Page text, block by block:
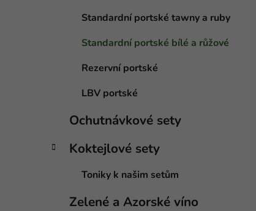
Standardní portské tawny a ruby
Standardní portské bílé a růžové
Rezervní portské
LBV portské
Ochutnávkové sety
Koktejlové sety
Toniky k našim setům
Zelené a Azorské víno